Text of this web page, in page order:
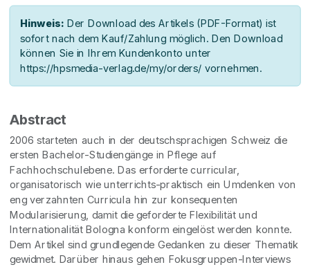
Hinweis: Der Download des Artikels (PDF-Format) ist
sofort nach dem Kauf/Zahlung möglich. Den Download
können Sie in Ihrem Kundenkonto unter
https://hpsmedia-verlag.de/my/orders/ vornehmen.
Abstract
2006 starteten auch in der deutschsprachigen Schweiz die
ersten Bachelor-Studiengänge in Pflege auf
Fachhochschulebene. Das erforderte curricular,
organisatorisch wie unterrichts-praktisch ein Umdenken von
eng verzahnten Curricula hin zur konsequenten
Modularisierung, damit die geforderte Flexibilität und
Internationalität Bologna konform eingelöst werden konnte.
Dem Artikel sind grundlegende Gedanken zu dieser Thematik
gewidmet. Darüber hinaus gehen Fokusgruppen-Interviews